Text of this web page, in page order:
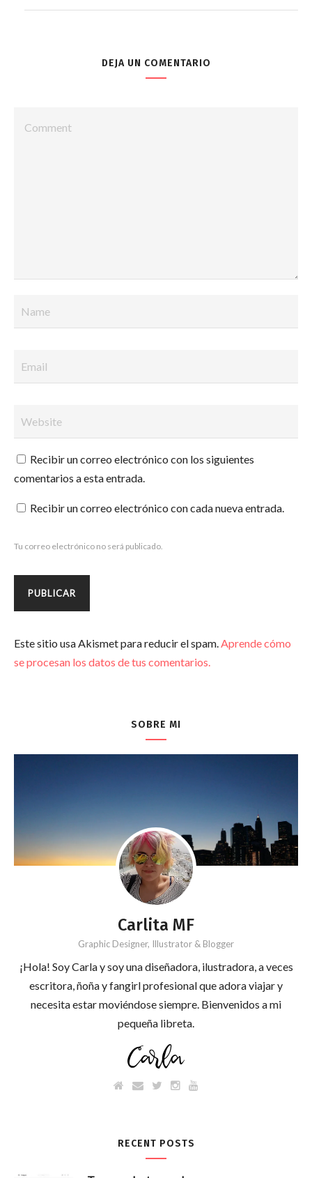
DEJA UN COMENTARIO
Recibir un correo electrónico con los siguientes
comentarios a esta entrada.
Recibir un correo electrónico con cada nueva entrada.
Tu correo electrónico no será publicado.
Este sitio usa Akismet para reducir el spam.Aprende cómo
se procesan los datos de tus comentarios.
SOBRE MI
Carlita MF
Graphic Designer, Illustrator & Blogger
¡Hola! Soy Carla y soy una diseñadora, ilustradora, a veces
escritora, ñoña y fangirl profesional que adora viajar y
necesita estar moviéndose siempre. Bienvenidos a mi
pequeña libreta.
RECENT POSTS